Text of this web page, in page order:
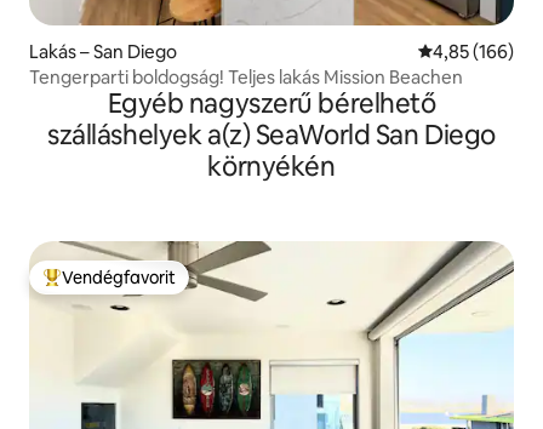
Lakás – San Diego Átlagos
4,85 (166)
Tengerparti boldogság! Teljes lakás Mission Beachen
Egyéb nagyszerű bérelhető
szálláshelyek a(z) SeaWorld San Diego
környékén
Kiemelt vendégfavorit
Vendégfavorit